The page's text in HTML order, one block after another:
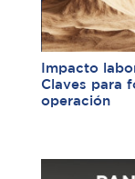
Impacto
Claves para
operación